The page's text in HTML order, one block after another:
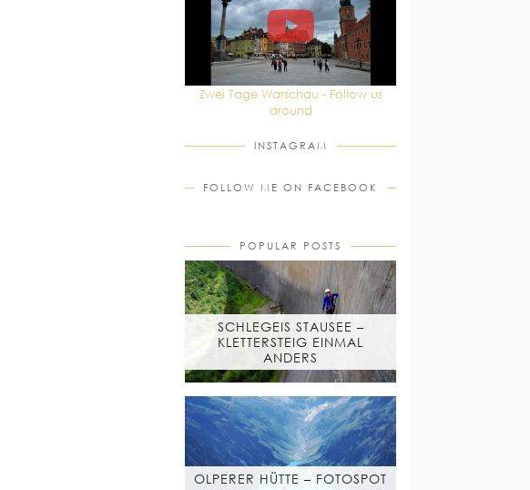
Zwei Tage Warschau - Follow us
around
INSTAGRAM
FOLLOW ME ON FACEBOOK
POPULAR POSTS
SCHLEGEIS STAUSEE –
KLETTERSTEIG EINMAL
ANDERS
OLPERER HÜTTE – FOTOSPOT